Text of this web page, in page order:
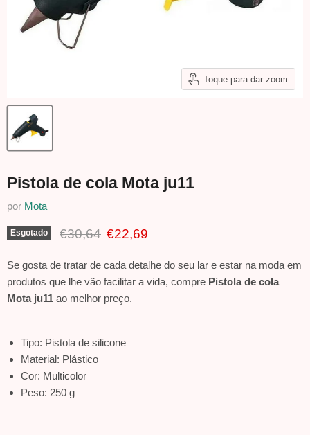
Toque para dar zoom
Pistola de cola Mota ju11
por Mota
Esgotado Preço Original
€30,64 Preço Atual
€22,69
Se gosta de tratar de cada detalhe do seu lar e estar na moda em
produtos que lhe vão facilitar a vida, compre Pistola de cola
Mota ju11 ao melhor preço.
Tipo: Pistola de silicone
Material: Plástico
Cor: Multicolor
Peso: 250 g